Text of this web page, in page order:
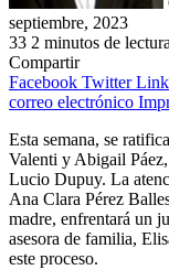
septiembre, 2023
33 2 minutos de lectura
Compartir
Facebook Twitter
correo electrónico
Esta semana, se
Valenti y Abigail
Lucio Dupuy. La
Ana Clara Pérez
madre, enfrentará un
asesora de familia,
este proceso.